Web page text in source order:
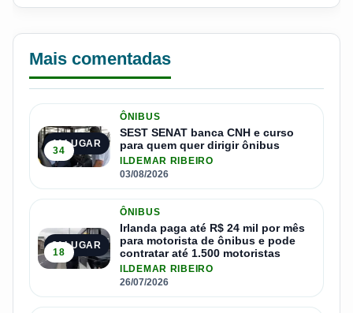
Mais comentadas
1º LUGAR
34
ÔNIBUS
SEST SENAT banca CNH e curso
para quem quer dirigir ônibus
ILDEMAR RIBEIRO
03/08/2026
2º LUGAR
18
ÔNIBUS
Irlanda paga até R$ 24 mil por mês
para motorista de ônibus e pode
contratar até 1.500 motoristas
ILDEMAR RIBEIRO
26/07/2026